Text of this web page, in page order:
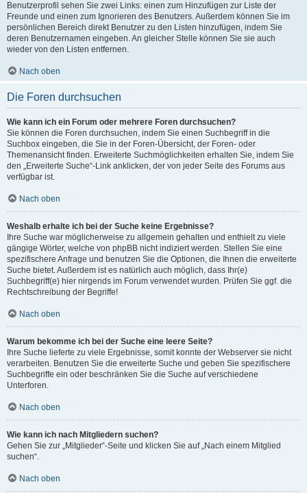
Benutzerprofil sehen Sie zwei Links: einen zum Hinzufügen zur Liste der
Freunde und einen zum Ignorieren des Benutzers. Außerdem können Sie im
persönlichen Bereich direkt Benutzer zu den Listen hinzufügen, indem Sie
deren Benutzernamen eingeben. An gleicher Stelle können Sie sie auch
wieder von den Listen entfernen.
Nach oben
Die Foren durchsuchen
Wie kann ich ein Forum oder mehrere Foren durchsuchen?
Sie können die Foren durchsuchen, indem Sie einen Suchbegriff in die
Suchbox eingeben, die Sie in der Foren-Übersicht, der Foren- oder
Themenansicht finden. Erweiterte Suchmöglichkeiten erhalten Sie, indem Sie
den „Erweiterte Suche“-Link anklicken, der von jeder Seite des Forums aus
verfügbar ist.
Nach oben
Weshalb erhalte ich bei der Suche keine Ergebnisse?
Ihre Suche war möglicherweise zu allgemein gehalten und enthielt zu viele
gängige Wörter, welche von phpBB nicht indiziert werden. Stellen Sie eine
spezifischere Anfrage und benutzen Sie die Optionen, die Ihnen die erweiterte
Suche bietet. Außerdem ist es natürlich auch möglich, dass Ihr(e)
Suchbegriff(e) hier nirgends im Forum verwendet wurden. Prüfen Sie ggf. die
Rechtschreibung der Begriffe!
Nach oben
Warum bekomme ich bei der Suche eine leere Seite?
Ihre Suche lieferte zu viele Ergebnisse, somit konnte der Webserver sie nicht
verarbeiten. Benutzen Sie die erweiterte Suche und geben Sie spezifischere
Suchbegriffe ein oder beschränken Sie die Suche auf verschiedene
Unterforen.
Nach oben
Wie kann ich nach Mitgliedern suchen?
Gehen Sie zur „Mitglieder“-Seite und klicken Sie auf „Nach einem Mitglied
suchen“.
Nach oben